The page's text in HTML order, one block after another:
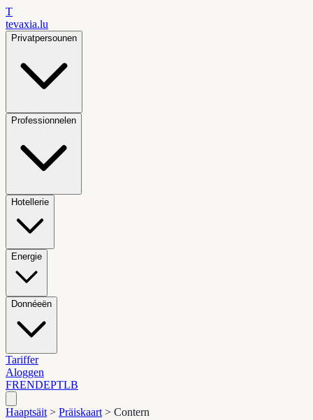
T
tevaxia.lu
Privatpersounen
Professionnelen
Hotellerie
Energie
Donnéeën
Tariffer
Aloggen
FRENDEPTLB
Haaptsäit > Präiskaart > Contern